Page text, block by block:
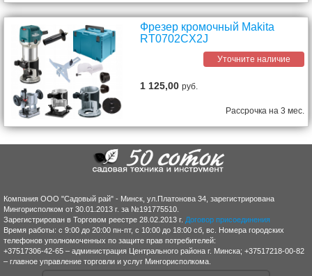
Фрезер кромочный Makita
RT0702CX2J
Уточните наличие
1 125,00руб.
Рассрочка на 3 мес.
Компания ООО "Садовый рай" - Минск, ул.Платонова 34, зарегистрирована
Мингорисполком от 30.01.2013 г. за №191775510.
Зарегистрирован в Торговом реестре 28.02.2013 г. Договор присоединения
Время работы: с 9:00 до 20:00 пн-пт, с 10:00 до 18:00 сб, вс. Номера городских
телефонов уполномоченных по защите прав потребителей:
+37517306-42-65 – администрация Центрального района г. Минска; +37517218-00-82
– главное управление торговли и услуг Мингорисполкома.